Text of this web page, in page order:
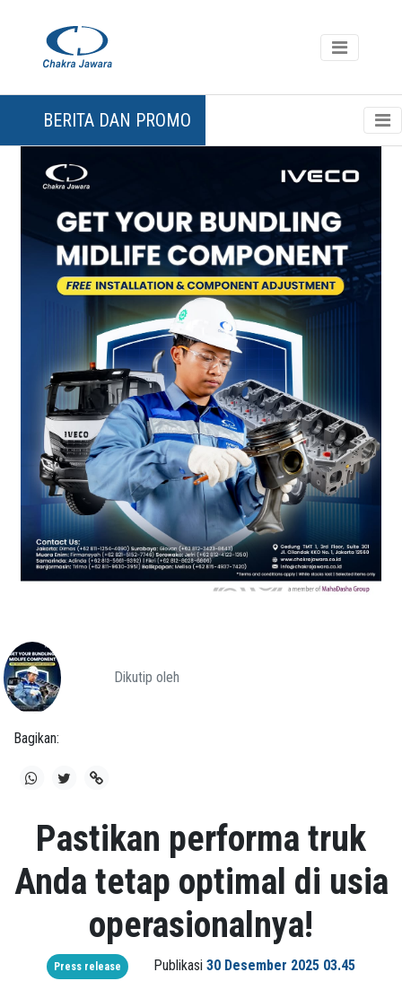
BERITA DAN PROMO
Dikutip oleh
Bagikan:
Pastikan performa truk
Anda tetap optimal di usia
operasionalnya!
Press release Publikasi 30 Desember 2025 03.45